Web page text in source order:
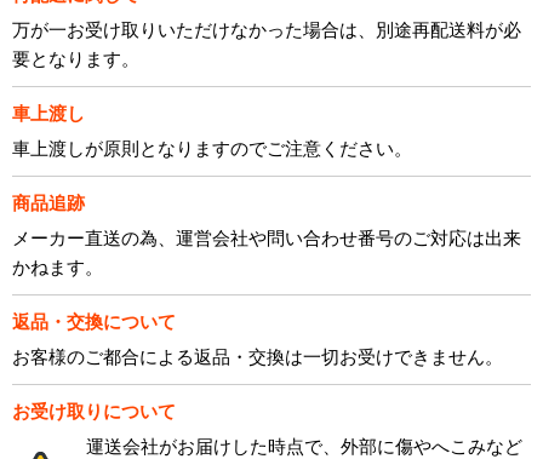
万が一お受け取りいただけなかった場合は、別途再配送料が必
要となります。
車上渡し
車上渡しが原則となりますのでご注意ください。
商品追跡
メーカー直送の為、運営会社や問い合わせ番号のご対応は出来
かねます。
返品・交換について
お客様のご都合による返品・交換は一切お受けできません。
お受け取りについて
運送会社がお届けした時点で、外部に傷やへこみなど